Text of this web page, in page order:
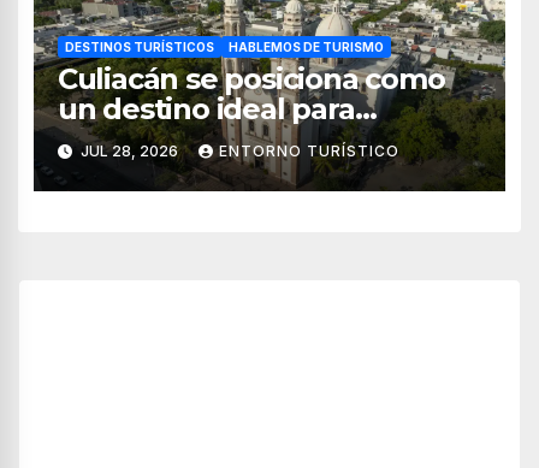
DESTINOS TURÍSTICOS HABLEMOS DE TURISMO
Culiacán se posiciona como
un destino ideal para
combinar negocios y turismo
JUL 28, 2026 ENTORNO TURÍSTICO